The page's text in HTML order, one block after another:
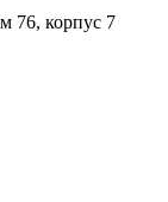
76, корпус 7